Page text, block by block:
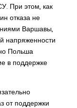
При этом, как
отказа не
Варшавы,
напряженности
Польша
в поддержке
от поддержки